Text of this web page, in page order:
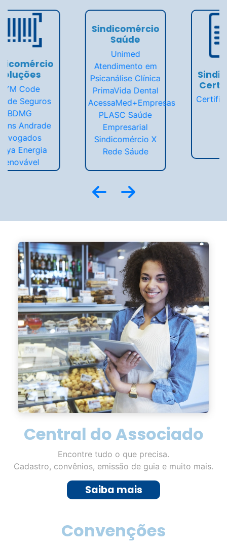
Sindicomércio
Certificações
Certificado Digital
Sindicomércio
Ensino
Suprema
UniCesumar
Central do Associado
Encontre tudo o que precisa.
Cadastro, convênios, emissão de guia e muito mais.
Saiba mais
Convenções
Fique por dentro e faça download das CCTs,